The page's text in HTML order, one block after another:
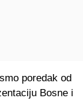
poredak od
Bosne i